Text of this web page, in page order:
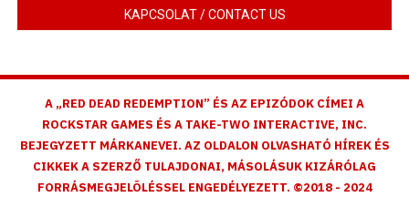
KAPCSOLAT / CONTACT US
A „RED DEAD REDEMPTION” ÉS AZ EPIZÓDOK CÍMEI A
ROCKSTAR GAMES ÉS A TAKE-TWO INTERACTIVE, INC.
BEJEGYZETT MÁRKANEVEI. AZ OLDALON OLVASHATÓ HÍREK ÉS
CIKKEK A SZERZŐ TULAJDONAI, MÁSOLÁSUK KIZÁRÓLAG
FORRÁSMEGJELÖLÉSSEL ENGEDÉLYEZETT. ©2018 - 2024